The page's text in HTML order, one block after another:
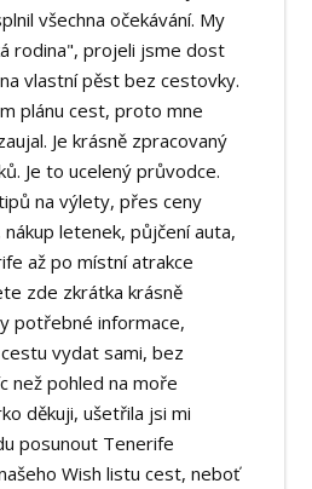
všechna očekávání. My
rodina", projeli jsme dost
vlastní pěst bez cestovky.
plánu cest, proto mne
Je krásně zpracovaný
Je to ucelený průvodce.
na výlety, přes ceny
letenek, půjčení auta,
až po místní atrakce
zde zkrátka krásně
potřebné informace,
vydat sami, bez
než pohled na moře
děkuji, ušetřila jsi mi
posunout Tenerife
Wish listu cest, neboť